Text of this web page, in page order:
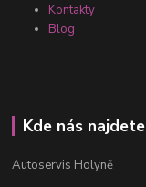
Kontakty
Blog
Kde nás najdete
Autoservis Holyně